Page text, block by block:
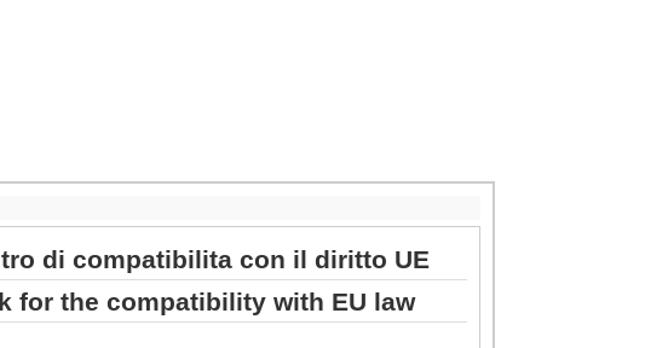
di compatibilita con il diritto UE
for the compatibility with EU law